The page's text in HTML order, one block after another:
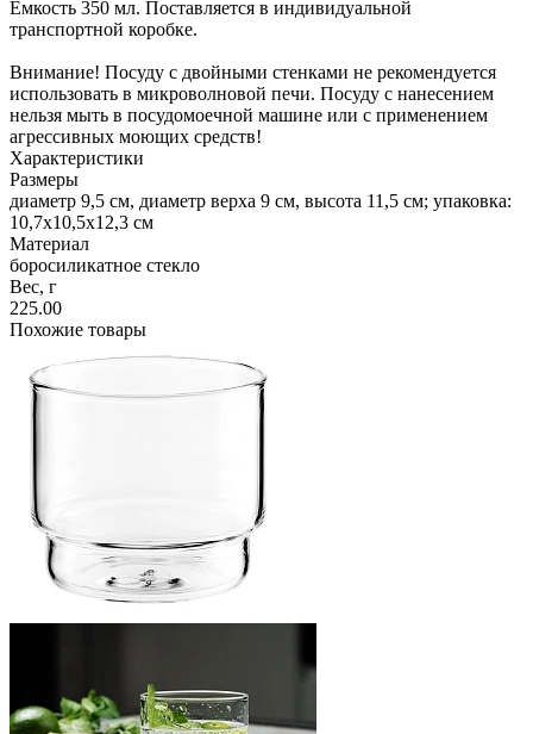
Емкость 350 мл. Поставляется в индивидуальной
транспортной коробке.
Внимание! Посуду с двойными стенками не рекомендуется
использовать в микроволновой печи. Посуду с нанесением
нельзя мыть в посудомоечной машине или с применением
агрессивных моющих средств!
Характеристики
Размеры
диаметр 9,5 см, диаметр верха 9 см, высота 11,5 см; упаковка:
10,7x10,5x12,3 см
Материал
боросиликатное стекло
Вес, г
225.00
Похожие товары